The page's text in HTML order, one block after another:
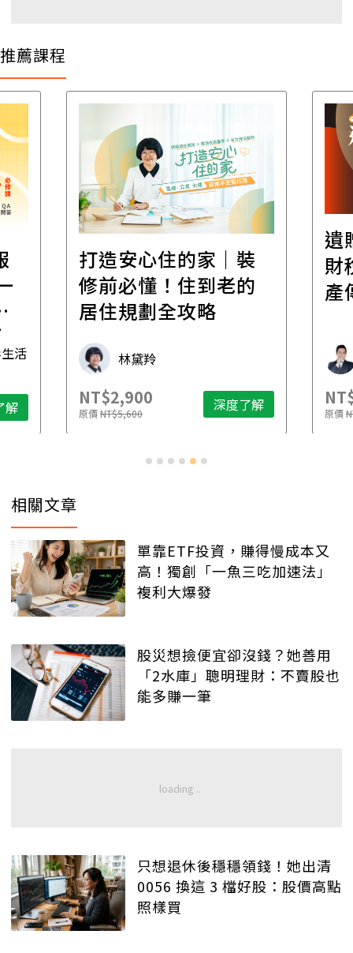
推薦課程
活
解
打造安心住的家｜裝
修前必懂！住到老的
居住規劃全攻略
林黛羚
NT$2,900
原價NT$5,600 深度了解
遺
財
產
原價
相關文章
單靠ETF投資，賺得慢成本又
高！獨創「一魚三吃加速法」
複利大爆發
股災想撿便宜卻沒錢？她善用
「2水庫」聰明理財：不賣股也
能多賺一筆
只想退休後穩穩領錢！她出清
0056 換這 3 檔好股：股價高點
照樣買